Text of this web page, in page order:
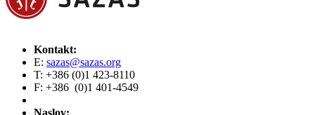
Kontakt:
E: sazas@sazas.org
T: +386 (0)1 423-8110
F: +386 (0)1 401-4549
Naslov: